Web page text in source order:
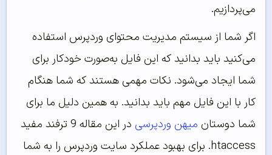
می‌پردازیم.
اگر شما از سیستم مدیریت محتوای وردپرس استفاده
می‌کنید باید بدانید که این فایل به‌صورت خودکار برای
شما ایجاد می‌شود. نکات مهمی هستند که شما هنگام
کار با این فایل مهم باید بدانید. به همین دلیل ما برای
شما دوستان میهن وردپرسی
در این مقاله 9 ترفند مفید
htaccess. برای بهبود عملکرد سایت وردپرس را به شما